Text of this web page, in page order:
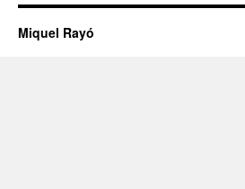
Miquel Rayó